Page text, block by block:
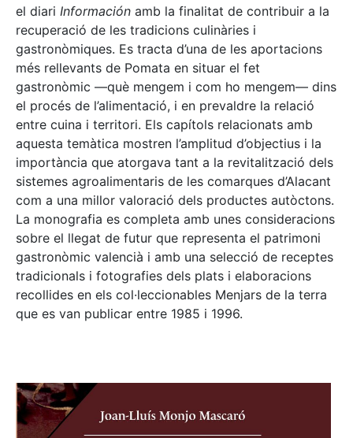
el diari Información amb la finalitat de contribuir a la
recuperació de les tradicions culinàries i
gastronòmiques. Es tracta d’una de les aportacions
més rellevants de Pomata en situar el fet
gastronòmic —què mengem i com ho mengem— dins
el procés de l’alimentació, i en prevaldre la relació
entre cuina i territori. Els capítols relacionats amb
aquesta temàtica mostren l’amplitud d’objectius i la
importància que atorgava tant a la revitalització dels
sistemes agroalimentaris de les comarques d’Alacant
com a una millor valoració dels productes autòctons.
La monografia es completa amb unes consideracions
sobre el llegat de futur que representa el patrimoni
gastronòmic valencià i amb una selecció de receptes
tradicionals i fotografies dels plats i elaboracions
recollides en els col·leccionables Menjars de la terra
que es van publicar entre 1985 i 1996.